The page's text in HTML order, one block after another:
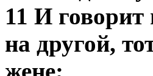
11 И
на другой,
жене;